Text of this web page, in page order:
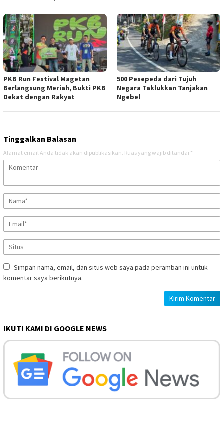
PKB Run Festival Magetan
Berlangsung Meriah, Bukti PKB
Dekat dengan Rakyat
500 Pesepeda dari Tujuh
Negara Taklukkan Tanjakan
Ngebel
Tinggalkan Balasan
Alamat email Anda tidak akan dipublikasikan. Ruas yang wajib ditandai *
Simpan nama, email, dan situs web saya pada peramban ini untuk
komentar saya berikutnya.
IKUTI KAMI DI GOOGLE NEWS